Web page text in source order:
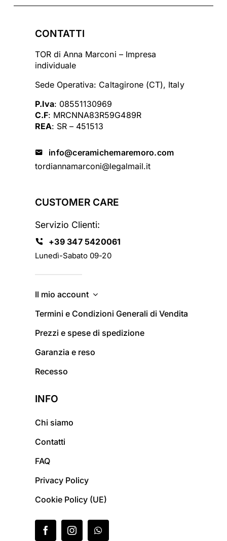
CONTATTI
TOR di Anna Marconi – Impresa
individuale
Sede Operativa: Caltagirone (CT), Italy
P.Iva: 08551130969
C.F: MRCNNA83R59G489R
REA: SR – 451513
info@ceramichemaremoro.com
tordiannamarconi@legalmail.it
CUSTOMER CARE
Servizio Clienti:
+39 347 5420061
Lunedì-Sabato 09-20
Il mio account
Termini e Condizioni Generali di Vendita
Prezzi e spese di spedizione
Garanzia e reso
Recesso
INFO
Chi siamo
Contatti
FAQ
Privacy Policy
Cookie Policy (UE)